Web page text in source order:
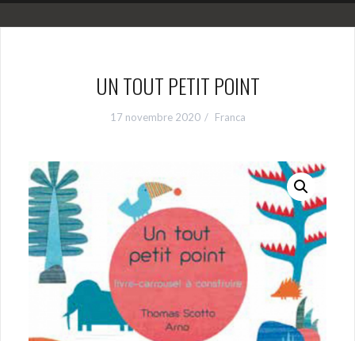
UN TOUT PETIT POINT
17 novembre 2020 Franca